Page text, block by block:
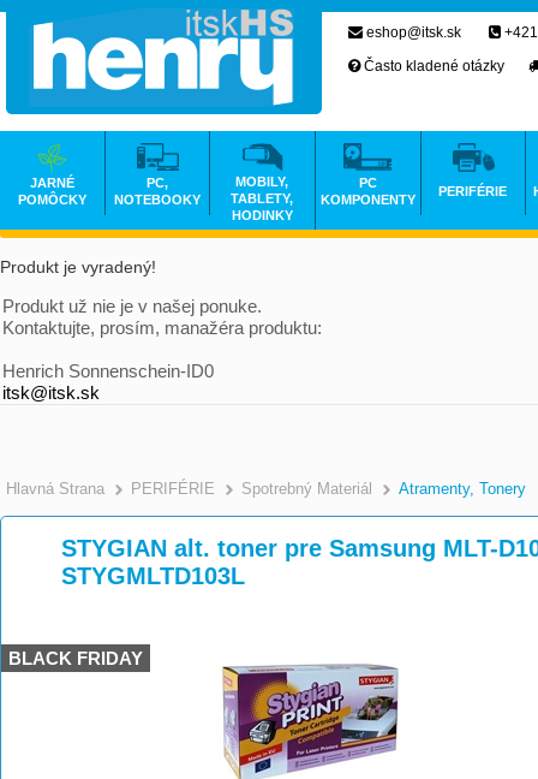
Produkt je vyradený!
Produkt už nie je v našej ponuke.
Kontaktujte, prosím, manažéra produktu:
Henrich Sonnenschein-ID0
itsk@itsk.sk
Hlavná Strana >
PERIFÉRIE >
Spotrebný Materiál >
Atramenty, Tonery
STYGIAN alt. toner pre Samsung MLT-
STYGMLTD103L
BLACK FRIDAY
eshop@itsk.sk
Často kladené otázky
JARNÉ
POMÔCKY
PC,
NOTEBOOKY
MOBILY,
TABLETY,
HODINKY
PC
KOMPONENTY
PERIFÉRIE